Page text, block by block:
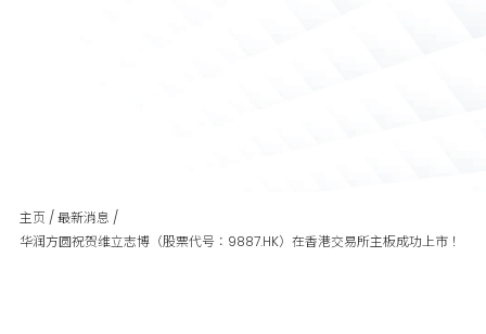
主页 /最新消息 /
华润方圆祝贺维立志博（股票代号：9887.HK）在香港交易所主板成功上市！